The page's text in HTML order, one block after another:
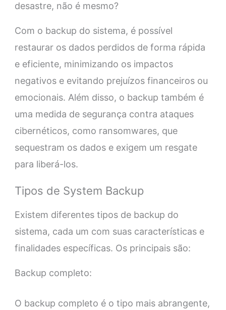
desastre, não é mesmo?
Com o backup do sistema, é possível
restaurar os dados perdidos de forma rápida
e eficiente, minimizando os impactos
negativos e evitando prejuízos financeiros ou
emocionais. Além disso, o backup também é
uma medida de segurança contra ataques
cibernéticos, como ransomwares, que
sequestram os dados e exigem um resgate
para liberá-los.
Tipos de System Backup
Existem diferentes tipos de backup do
sistema, cada um com suas características e
finalidades específicas. Os principais são:
Backup completo:
O backup completo é o tipo mais abrangente,